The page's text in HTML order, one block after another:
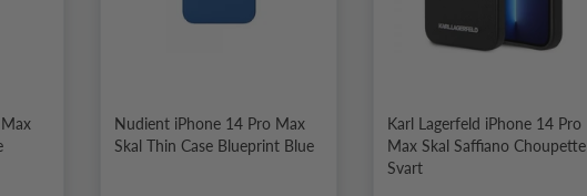
Nudient iPhone 14 Pro Max
Skal Thin Case Blueprint Blue
Karl Lagerfeld iPhone 14 Pro
Max Skal Saffiano Choupette
Svart